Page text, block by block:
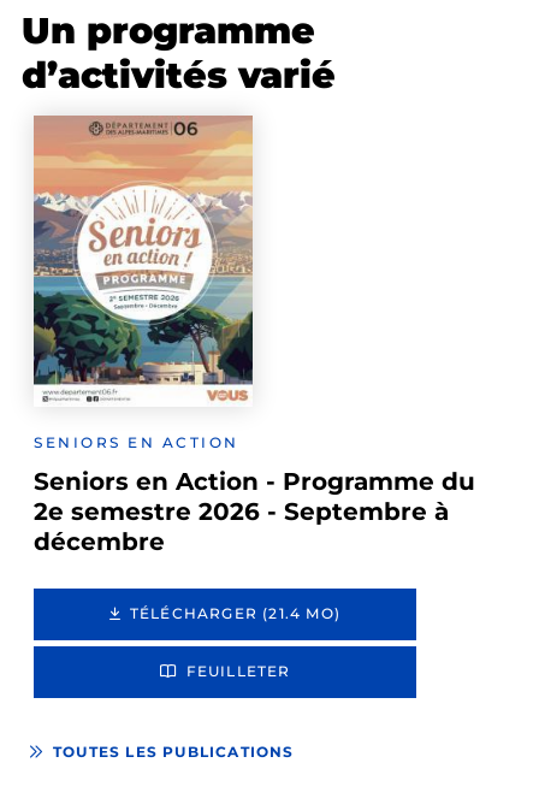
Un programme
d’activités varié
SENIORS EN ACTION
Seniors en Action - Programme du
2e semestre 2026 - Septembre à
décembre
TÉLÉCHARGER (21.4 MO)
FEUILLETER
TOUTES LES PUBLICATIONS